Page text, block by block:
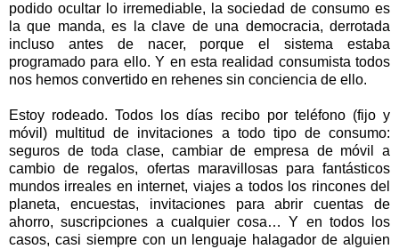
podido ocultar lo irremediable, la sociedad de consumo es
la que manda, es la clave de una democracia, derrotada
incluso antes de nacer, porque el sistema estaba
programado para ello. Y en esta realidad consumista todos
nos hemos convertido en rehenes sin conciencia de ello.
Estoy rodeado. Todos los días recibo por teléfono (fijo y
móvil) multitud de invitaciones a todo tipo de consumo:
seguros de toda clase, cambiar de empresa de móvil a
cambio de regalos, ofertas maravillosas para fantásticos
mundos irreales en internet, viajes a todos los rincones del
planeta, encuestas, invitaciones para abrir cuentas de
ahorro, suscripciones a cualquier cosa… Y en todos los
casos, casi siempre con un lenguaje halagador de alguien